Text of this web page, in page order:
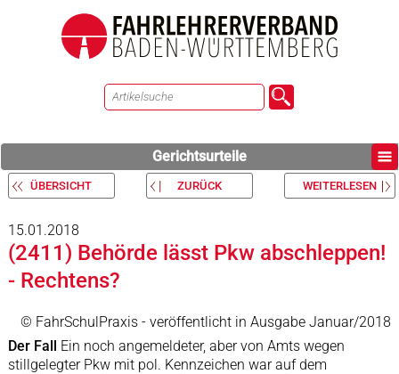
Gerichtsurteile
ÜBERSICHT ZURÜCK WEITERLESEN
15.01.2018
(2411) Behörde lässt Pkw abschleppen!
- Rechtens?
© FahrSchulPraxis - veröffentlicht in Ausgabe Januar/2018
Der Fall Ein noch angemeldeter, aber von Amts wegen
stillgelegter Pkw mit pol. Kennzeichen war auf dem